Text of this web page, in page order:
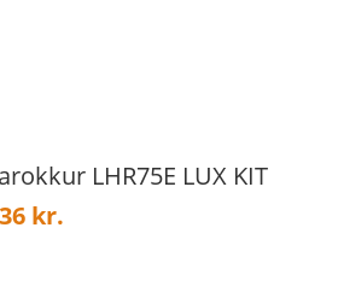
LHR75E LUX KIT
kr.